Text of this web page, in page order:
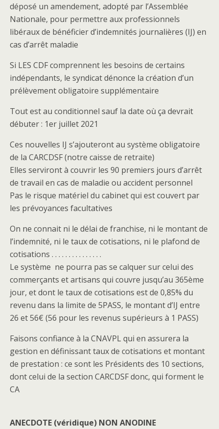
déposé un amendement, adopté par l’Assemblée
Nationale, pour permettre aux professionnels
libéraux de bénéficier d’indemnités journalières (IJ) en
cas d’arrêt maladie
Si LES CDF comprennent les besoins de certains
indépendants, le syndicat dénonce la création d’un
prélèvement obligatoire supplémentaire
Tout est au conditionnel sauf la date où ça devrait
débuter : 1er juillet 2021
Ces nouvelles IJ s’ajouteront au système obligatoire
de la CARCDSF (notre caisse de retraite)
Elles serviront à couvrir les 90 premiers jours d’arrêt
de travail en cas de maladie ou accident personnel
Pas le risque matériel du cabinet qui est couvert par
les prévoyances facultatives
On ne connait ni le délai de franchise, ni le montant de
l’indemnité, ni le taux de cotisations, ni le plafond de
cotisations . . . . . . . . . . . . . . .
Le système ne pourra pas se calquer sur celui des
commerçants et artisans qui couvre jusqu’au 365ème
jour, et dont le taux de cotisations est de 0,85% du
revenu dans la limite de 5PASS, le montant d’IJ entre
26 et 56€ (56 pour les revenus supérieurs à 1 PASS)
Faisons confiance à la CNAVPL qui en assurera la
gestion en définissant taux de cotisations et montant
de prestation : ce sont les Présidents des 10 sections,
dont celui de la section CARCDSF donc, qui forment le
CA
ANECDOTE (véridique) NON ANODINE